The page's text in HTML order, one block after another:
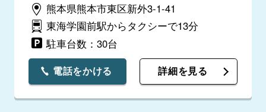
熊本県熊本市東区新外3-1-41
東海学園前駅からタクシーで13分
駐車台数：30台
電話をかける 詳細を見る